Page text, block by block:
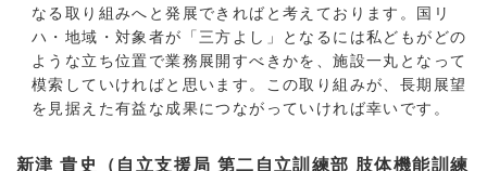
なる取り組みへと発展できればと考えております。国リ
ハ・地域・対象者が「三方よし」となるには私どもがどの
ような立ち位置で業務展開すべきかを、施設一丸となって
模索していければと思います。この取り組みが、長期展望
を見据えた有益な成果につながっていければ幸いです。
新津 貴史（自立支援局 第二自立訓練部 肢体機能訓練